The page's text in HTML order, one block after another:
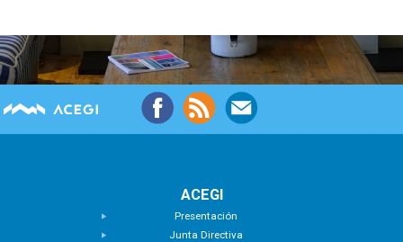
ACEGI
Presentación
Junta Directiva